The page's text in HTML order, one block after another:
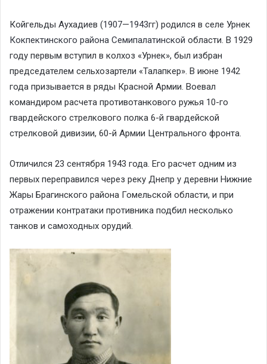
Койгельды Аухадиев (1907—1943гг) родился в селе Урнек
Кокпектинского района Семипалатинской области. В 1929
году первым вступил в колхоз «Урнек», был избран
председателем сельхозартели «Талапкер». В июне 1942
года призывается в ряды Красной Армии. Воевал
командиром расчета противотанкового ружья 10-го
гвардейского стрелкового полка 6-й гвардейской
стрелковой дивизии, 60-й Армии Центрального фронта.
Отличился 23 сентября 1943 года. Его расчет одним из
первых переправился через реку Днепр у деревни Нижние
Жары Брагинского района Гомельской области, и при
отражении контратаки противника подбил несколько
танков и самоходных орудий.